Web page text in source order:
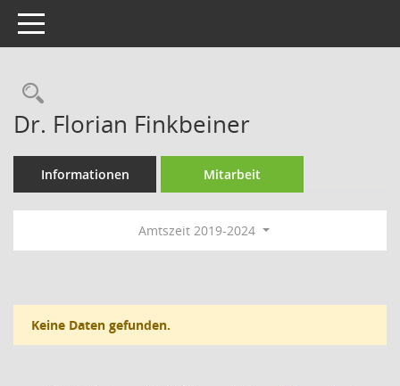
Toggle navigation
Rechercheauswahl
Dr. Florian Finkbeiner
Informationen Mitarbeit
Amtszeit 2019-2024
Keine Daten gefunden.